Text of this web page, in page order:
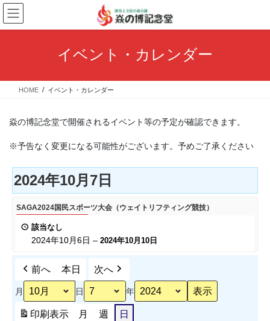
コ
ン
テ
ス
ナ
ビ
ゲ
ン
イベント・カレンダー
HOME イベント・カレンダー
焱の博記念堂で開催されるイベント等の予定が確認できます。
※予告なく変更になる可能性がございます。予めご了承ください
2024年10月7日
SAGA2024
国
大
SAGA2024国民スポーツ大会（ウェイトリフティング競技）
該当なし
2024年10月6日 – 2024年10月10日
前へ 本日 次へ
月 日 年
印刷表示 月 週 日